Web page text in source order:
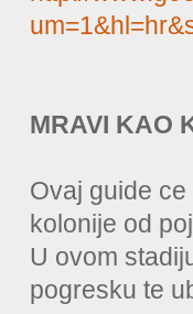
MRAVI KAO
Ovaj guide
kolonije od
U ovom
pogresku te